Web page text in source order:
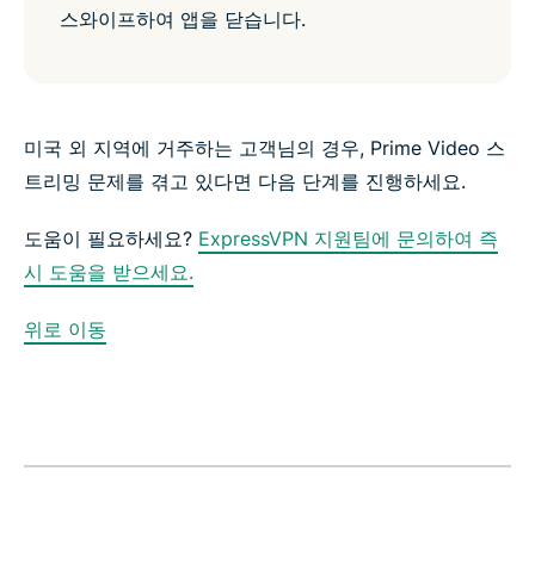
스와이프하여 앱을 닫습니다.
미국 외 지역에 거주하는 고객님의 경우, Prime Video 스
트리밍 문제를 겪고 있다면 다음 단계를 진행하세요.
도움이 필요하세요? ExpressVPN 지원팀에 문의하여 즉
시 도움을 받으세요.
위로 이동